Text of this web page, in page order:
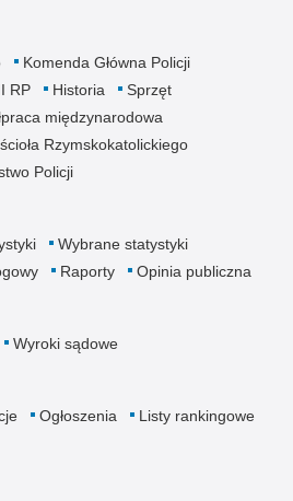
Komenda Główna Policji
RP Historia
Sprzęt
międzynarodowa
Rzymskokatolickiego
Policji
Wybrane statystyki
Raporty Opinia publiczna
Wyroki sądowe
Ogłoszenia
Listy rankingowe